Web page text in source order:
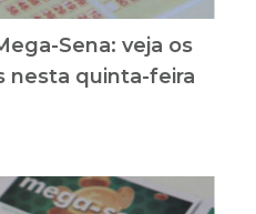
Sena: veja os
nesta quinta-feira